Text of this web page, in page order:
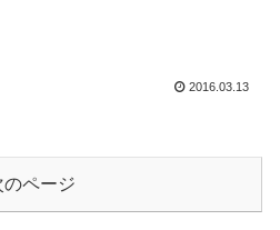
2016.03.13
のページ